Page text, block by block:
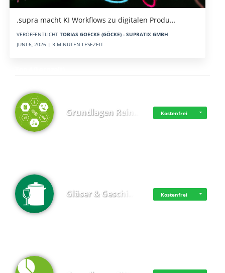
.supra macht KI Workflows zu digitalen Produ…
VERÖFFENTLICHT TOBIAS GOECKE (GÖCKE) - SUPRATIX GMBH
JUNI 6, 2026 | 3 MINUTEN LESEZEIT
Grundlagen Rein… Kostenfrei
Gläser & Geschi… Kostenfrei